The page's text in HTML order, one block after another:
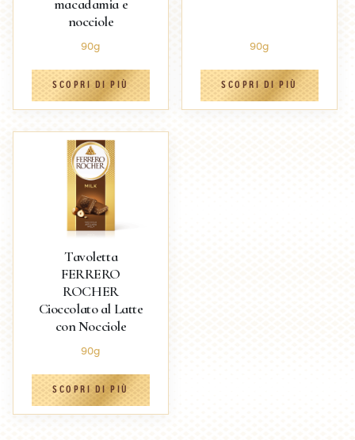
macadamia e
nocciole
90g
SCOPRI DI PIÙ
90g
SCOPRI DI PIÙ
Tavoletta
FERRERO
ROCHER
Cioccolato al Latte
con Nocciole
90g
SCOPRI DI PIÙ